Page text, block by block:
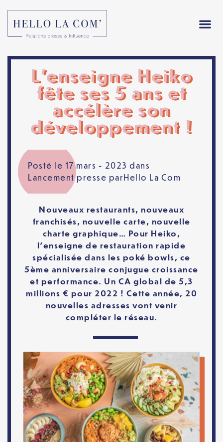
L’enseigne Heiko
fête ses 5 ans et
accélère son
développement !
Posté le 17 mars - 2023 dans
Lancement presse parHello La Com
Nouveaux restaurants, nouveaux
franchisés, nouvelle carte, nouvelle
charte graphique… Pour Heiko,
l’enseigne de restauration rapide
spécialisée dans les poké bowls, ce
5ème anniversaire conjugue croissance
et performance. Un CA global de 5,3
millions € pour 2022 ! Cette année, 20
nouvelles adresses vont venir
compléter le réseau.